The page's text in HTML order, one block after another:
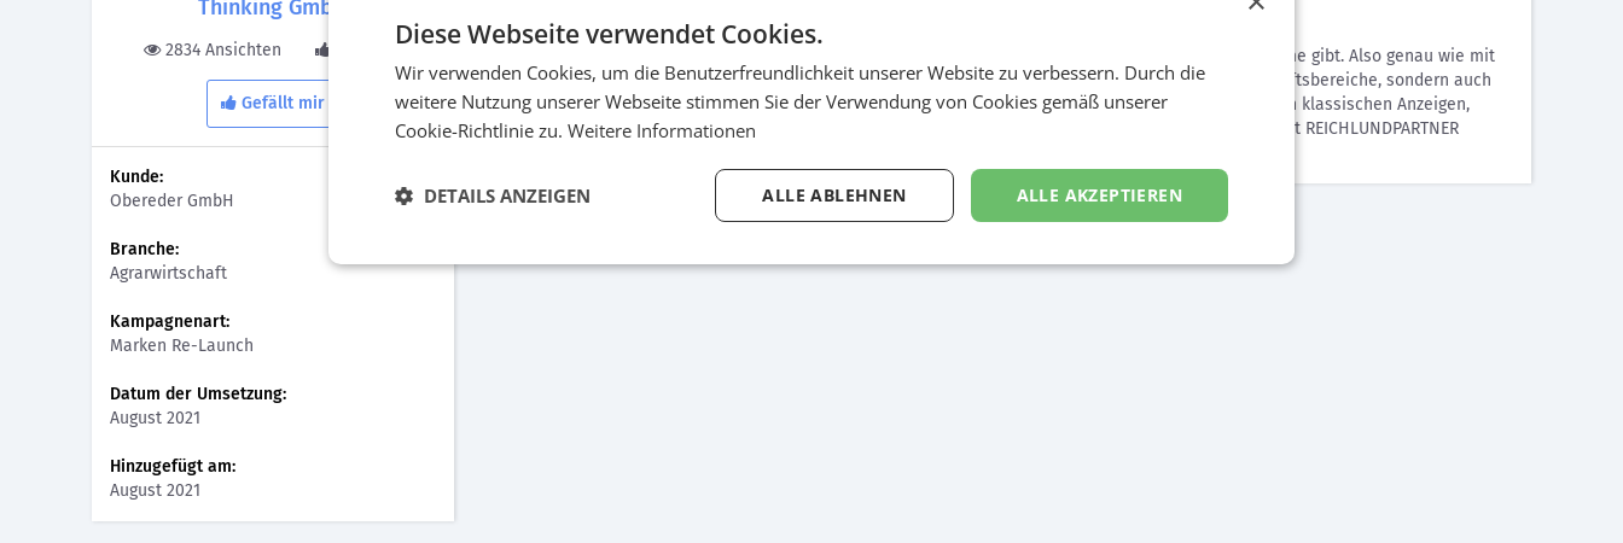
Thinking GmbH
2834 Ansichten 0 Gefällt
Gefällt mir
Kunde:
Obereder GmbH
Branche:
Agrarwirtschaft
Kampagnenart:
Marken Re-Launch
Datum der Umsetzung:
August 2021
Hinzugefügt am:
August 2021
Lösung
Mit der Aussage „Läuft“ bringt man landläufig zum Ausdruck, dass alles bestens ist und es keine Probleme gibt. Also genau wie mit
einem Partner wie Obereder! Deshalb rückt REICHLUNDPARTNER auf den Keyvisuals nicht nur die Geschäftsbereiche, sondern auch
die Mitarbeiter von Obereder in den Fokus, was sowohl Kompetenz als auch Sympathie vermittelt. Neben klassischen Anzeigen,
Stelleninseraten und einem Unternehmensfolder wird auch die Website im neuen Auftritt gemeinsam mit REICHLUNDPARTNER
Diese Webseite verwendet Cookies.
Wir verwenden Cookies, um die Benutzerfreundlichkeit unserer Website zu verbessern. Durch die
weitere Nutzung unserer Webseite stimmen Sie der Verwendung von Cookies gemäß unserer
Cookie-Richtlinie zu. Weitere Informationen
ALLE AKZEPTIEREN
ALLE ABLEHNEN
DETAILS ANZEIGEN